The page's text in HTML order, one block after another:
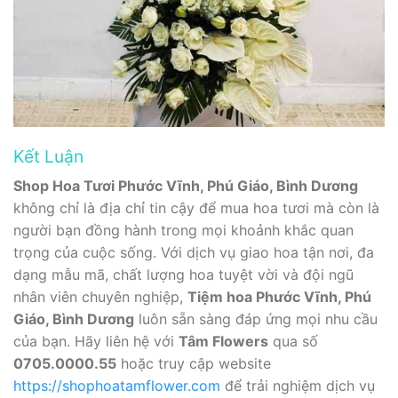
Kết Luận
Shop Hoa Tươi Phước Vĩnh, Phú Giáo, Bình Dương
không chỉ là địa chỉ tin cậy để mua hoa tươi mà còn là
người bạn đồng hành trong mọi khoảnh khắc quan
trọng của cuộc sống. Với dịch vụ giao hoa tận nơi, đa
dạng mẫu mã, chất lượng hoa tuyệt vời và đội ngũ
nhân viên chuyên nghiệp, Tiệm hoa Phước Vĩnh, Phú
Giáo, Bình Dương luôn sẵn sàng đáp ứng mọi nhu cầu
của bạn. Hãy liên hệ với Tâm Flowers qua số
0705.0000.55 hoặc truy cập website
https://shophoatamflower.com để trải nghiệm dịch vụ